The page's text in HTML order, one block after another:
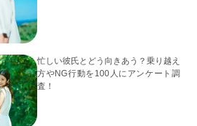
忙しい彼氏とどう向きあう？乗り越え
方やNG行動を100人にアンケート調
査！